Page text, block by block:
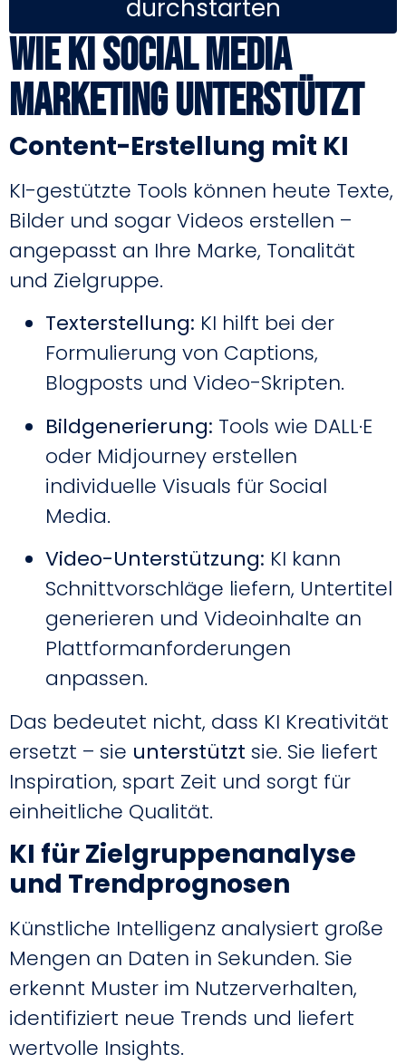
durchstarten
Wie KI Social Media
Marketing unterstützt
Content-Erstellung mit KI
KI-gestützte Tools können heute Texte,
Bilder und sogar Videos erstellen –
angepasst an Ihre Marke, Tonalität
und Zielgruppe.
Texterstellung: KI hilft bei der
Formulierung von Captions,
Blogposts und Video-Skripten.
Bildgenerierung: Tools wie DALL·E
oder Midjourney erstellen
individuelle Visuals für Social
Media.
Video-Unterstützung: KI kann
Schnittvorschläge liefern, Untertitel
generieren und Videoinhalte an
Plattformanforderungen
anpassen.
Das bedeutet nicht, dass KI Kreativität
ersetzt – sie unterstützt sie. Sie liefert
Inspiration, spart Zeit und sorgt für
einheitliche Qualität.
KI für Zielgruppenanalyse
und Trendprognosen
Künstliche Intelligenz analysiert große
Mengen an Daten in Sekunden. Sie
erkennt Muster im Nutzerverhalten,
identifiziert neue Trends und liefert
wertvolle Insights.